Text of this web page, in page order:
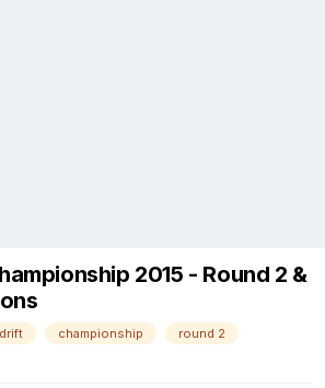
2015 - Round 2 &
drift championship
round 2